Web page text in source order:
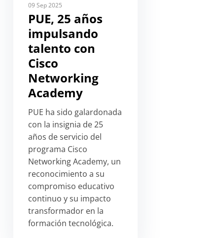
09 Sep 2025
PUE, 25 años
impulsando
talento con
Cisco
Networking
Academy
PUE ha sido galardonada
con la insignia de 25
años de servicio del
programa Cisco
Networking Academy, un
reconocimiento a su
compromiso educativo
continuo y su impacto
transformador en la
formación tecnológica.